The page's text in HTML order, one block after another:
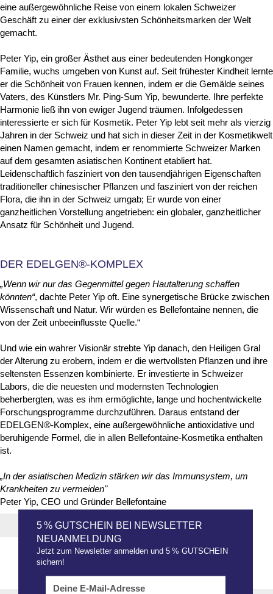
eine außergewöhnliche Reise von einem lokalen Schweizer
Geschäft zu einer der exklusivsten Schönheitsmarken der Welt
gemacht.
Peter Yip, ein großer Ästhet aus einer bedeutenden Hongkonger
Familie, wuchs umgeben von Kunst auf. Seit frühester Kindheit lernte
er die Schönheit von Frauen kennen, indem er die Gemälde seines
Vaters, des Künstlers Mr. Ping-Sum Yip, bewunderte. Ihre perfekte
Harmonie ließ ihn von ewiger Jugend träumen. Infolgedessen
interessierte er sich für Kosmetik. Peter Yip lebt seit mehr als vierzig
Jahren in der Schweiz und hat sich in dieser Zeit in der Kosmetikwelt
einen Namen gemacht, indem er renommierte Schweizer Marken
auf dem gesamten asiatischen Kontinent etabliert hat.
Leidenschaftlich fasziniert von den tausendjährigen Eigenschaften
traditioneller chinesischer Pflanzen und fasziniert von der reichen
Flora, die ihn in der Schweiz umgab; Er wurde von einer
ganzheitlichen Vorstellung angetrieben: ein globaler, ganzheitlicher
Ansatz für Schönheit und Jugend.
DER EDELGEN®-KOMPLEX
„Wenn wir nur das Gegenmittel gegen Hautalterung schaffen
könnten“, dachte Peter Yip oft. Eine synergetische Brücke zwischen
Wissenschaft und Natur. Wir würden es Bellefontaine nennen, die
von der Zeit unbeeinflusste Quelle.“
Und wie ein wahrer Visionär strebte Yip danach, den Heiligen Gral
der Alterung zu erobern, indem er die wertvollsten Pflanzen und ihre
seltensten Essenzen kombinierte. Er investierte in Schweizer
Labors, die die neuesten und modernsten Technologien
beherbergten, was es ihm ermöglichte, lange und hochentwickelte
Forschungsprogramme durchzuführen. Daraus entstand der
EDELGEN®-Komplex, eine außergewöhnliche antioxidative und
beruhigende Formel, die in allen Bellefontaine-Kosmetika enthalten
ist.
„In der asiatischen Medizin stärken wir das Immunsystem, um
Krankheiten zu vermeiden"
Peter Yip, CEO und Gründer Bellefontaine
ZURÜCK
5 % GUTSCHEIN BEI NEWSLETTER
NEUANMELDUNG
Jetzt zum Newsletter anmelden und 5 % GUTSCHEIN
sichern!